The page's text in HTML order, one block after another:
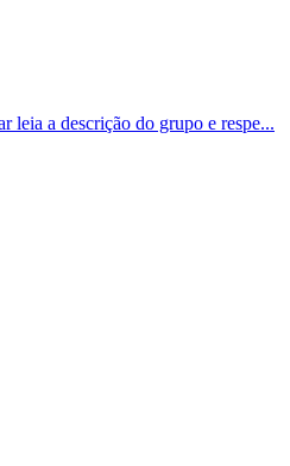
leia a descrição do grupo e respe...